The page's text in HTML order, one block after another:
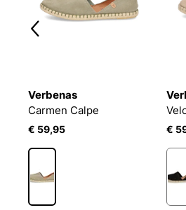
Verbenas
Carmen Calpe
€ 59,95 €